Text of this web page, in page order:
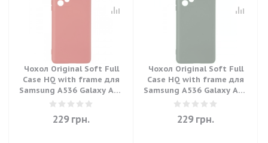
Чохол Original Soft Full
Case HQ with frame для
Samsung A536 Galaxy A53
5G - Red
229грн.
Чохол Original Soft Full
Case HQ with frame для
Samsung A536 Galaxy A53
5G - Green
229грн.